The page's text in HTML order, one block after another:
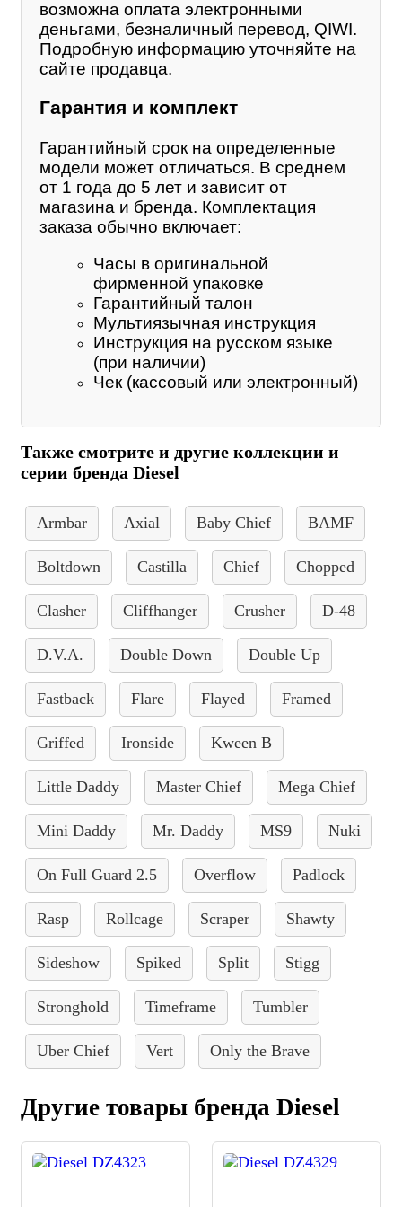
возможна оплата электронными
деньгами, безналичный перевод, QIWI.
Подробную информацию уточняйте на
сайте продавца.
Гарантия и комплект
Гарантийный срок на определенные
модели может отличаться. В среднем
от 1 года до 5 лет и зависит от
магазина и бренда. Комплектация
заказа обычно включает:
Часы в оригинальной
фирменной упаковке
Гарантийный талон
Мультиязычная инструкция
Инструкция на русском языке
(при наличии)
Чек (кассовый или электронный)
Также смотрите и другие коллекции и
серии бренда Diesel
Armbar Axial Baby Chief BAMF
Boltdown Castilla Chief Chopped
Clasher Cliffhanger Crusher D-48
D.V.A. Double Down Double Up
Fastback Flare Flayed Framed
Griffed Ironside Kween B
Little Daddy Master Chief Mega Chief
Mini Daddy Mr. Daddy MS9 Nuki
On Full Guard 2.5 Overflow Padlock
Rasp Rollcage Scraper Shawty
Sideshow Spiked Split Stigg
Stronghold Timeframe Tumbler
Uber Chief Vert Only the Brave
Другие товары бренда Diesel